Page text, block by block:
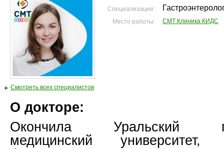
Специализация:
Место работы: СМТ Клиника КИДС
Смотреть всех специалистов
О докторе:
Окончила Уральский
медицинский университет,